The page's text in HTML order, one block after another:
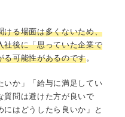
ける場面は多くないため、
社後に「思っていた企業で
る可能性があるのです。
いか」「給与に満足してい
質問は避けた方が良いで
はどうしたら良いか」と